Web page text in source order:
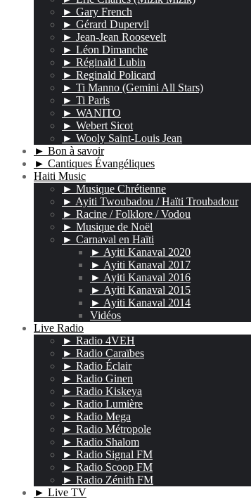
► Gary French
► Gérard Dupervil
► Jean-Jean Roosevelt
► Léon Dimanche
► Réginald Lubin
► Reginald Policard
► Ti Manno (Gemini All Stars)
► Ti Paris
► WANITO
► Webert Sicot
► Wooly Saint-Louis Jean
► Bon à savoir
► Cantiques Évangéliques
Haiti Music
► Musique Chrétienne
► Ayiti Twoubadou / Haïti Troubadour
► Racine / Folklore / Vodou
► Musique de Noël
► Carnaval en Haïti
► Ayiti Kanaval 2020
► Ayiti Kanaval 2017
► Ayiti Kanaval 2016
► Ayiti Kanaval 2015
► Ayiti Kanaval 2014
Vidéos
Live Radio
► Radio 4VEH
► Radio Caraïbes
► Radio Éclair
► Radio Ginen
► Radio Kiskeya
► Radio Lumière
► Radio Mega
► Radio Métropole
► Radio Shalom
► Radio Signal FM
► Radio Scoop FM
► Radio Zénith FM
► Live TV